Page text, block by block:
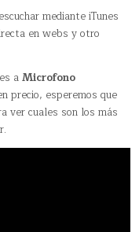
mediante iTunes
en webs y otro
aMicrofono
precio, esperemos que
ver cuales son los más